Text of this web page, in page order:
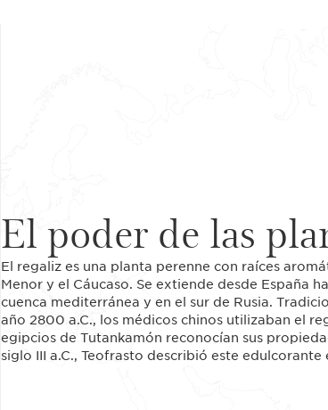
El poder de las
El regaliz es una planta perenne con raíces
Menor y el Cáucaso. Se extiende desde España
cuenca mediterránea y en el sur de Rusia.
año 2800 a.C., los médicos chinos utilizaban el
egipcios de Tutankamón reconocían sus
siglo III a.C., Teofrasto describió este edulcorante